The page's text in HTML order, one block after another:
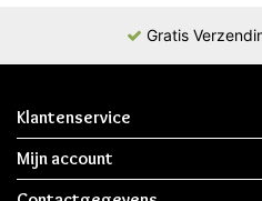
Gratis
Klantenservice
Mijn account